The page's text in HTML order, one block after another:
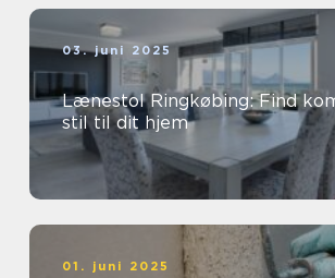
03. juni 2025
Lænestol Ringkøbing: Find
stil til dit hjem
01. juni 2025